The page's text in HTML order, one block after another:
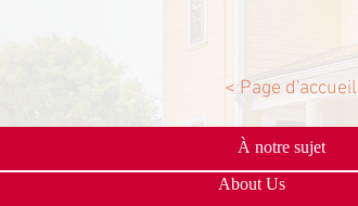
< Page d'accueil
À notre sujet
About Us